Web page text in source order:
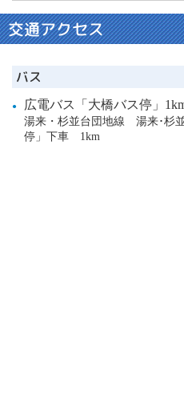
交通アクセス
バス
広電バス「大橋バス停」
湯来・杉並台団地線 湯来･杉
停」下車 1km